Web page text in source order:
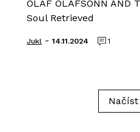
OLAF OLAFSONN AND
Soul Retrieved
Jukl - 14.11.2024 1